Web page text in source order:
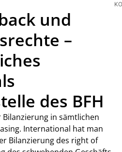
und
–
des BFH
in sämtlichen
International hat man
Bilanzierung des right of